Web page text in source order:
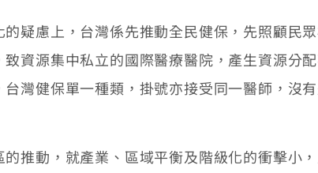
慮上，台灣係先推動全民健保，先照顧民
致資源集中私立的國際醫療醫院，產生資源分
灣健保單一種類，掛號亦接受同一醫師，沒
動，就產業、區域平衡及階級化的衝擊小，